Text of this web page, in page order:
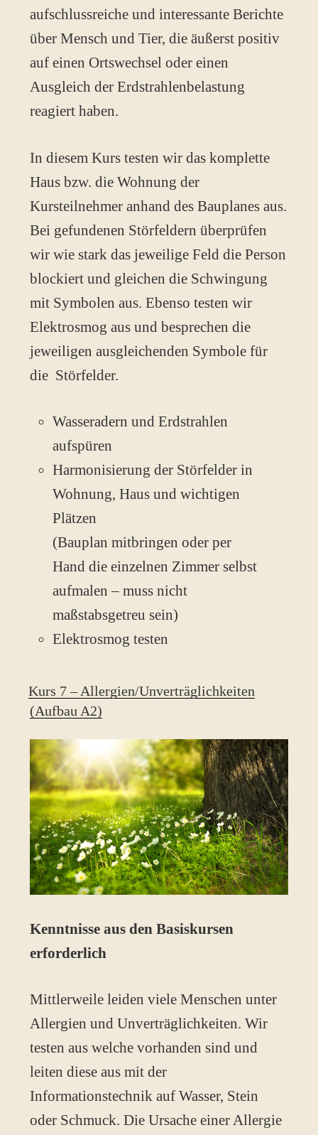
aufschlussreiche und interessante Berichte
über Mensch und Tier, die äußerst positiv
auf einen Ortswechsel oder einen
Ausgleich der Erdstrahlenbelastung
reagiert haben.
In diesem Kurs testen wir das komplette
Haus bzw. die Wohnung der
Kursteilnehmer anhand des Bauplanes aus.
Bei gefundenen Störfeldern überprüfen
wir wie stark das jeweilige Feld die Person
blockiert und gleichen die Schwingung
mit Symbolen aus. Ebenso testen wir
Elektrosmog aus und besprechen die
jeweiligen ausgleichenden Symbole für
die Störfelder.
Wasseradern und Erdstrahlen
aufspüren
Harmonisierung der Störfelder in
Wohnung, Haus und wichtigen
Plätzen
(Bauplan mitbringen oder per
Hand die einzelnen Zimmer selbst
aufmalen – muss nicht
maßstabsgetreu sein)
Elektrosmog testen
Kurs 7 – Allergien/Unverträglichkeiten
(Aufbau A2)
Kenntnisse aus den Basiskursen
erforderlich
Mittlerweile leiden viele Menschen unter
Allergien und Unverträglichkeiten. Wir
testen aus welche vorhanden sind und
leiten diese aus mit der
Informationstechnik auf Wasser, Stein
oder Schmuck. Die Ursache einer Allergie